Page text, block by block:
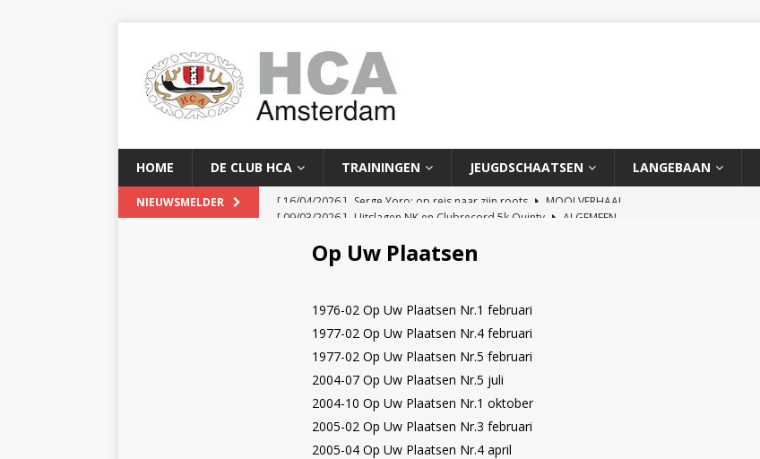
HOME DE CLUB HCA TRAININGEN JEUGDSCHAATSEN LANGEBAAN
NIEUWSMELDER [ 09/03/2026 ] Uitslagen NK en Clubrecord 5k Quinty
ALGEMEEN
[ 02/02/2026 ] Baanrecord 1500m Meike Ketelaars
Serge Yoro: op reis naar zijn roots
Op Uw Plaatsen
1976-02 Op Uw Plaatsen Nr.1 februari
1977-02 Op Uw Plaatsen Nr.4 februari
1977-02 Op Uw Plaatsen Nr.5 februari
2004-07 Op Uw Plaatsen Nr.5 juli
2004-10 Op Uw Plaatsen Nr.1 oktober
2005-02 Op Uw Plaatsen Nr.3 februari
2005-04 Op Uw Plaatsen Nr.4 april